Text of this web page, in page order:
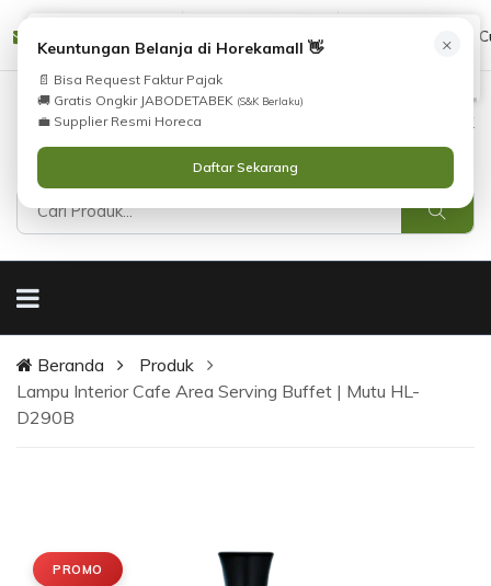
(021) 38783380 08551688000
Masuk
×
Keuntungan Belanja di Horekamall 👋
📄 Bisa Request Faktur Pajak
🚚 Gratis Ongkir JABODETABEK (S&K Berlaku)
💼 Supplier Resmi Horeca
Daftar Sekarang
Beranda
Produk
Lampu Interior Cafe Area Serving Buffet | Mutu HL-
D290B
PROMO
i
Silahkan lihatKatalog
Hubungi Kami